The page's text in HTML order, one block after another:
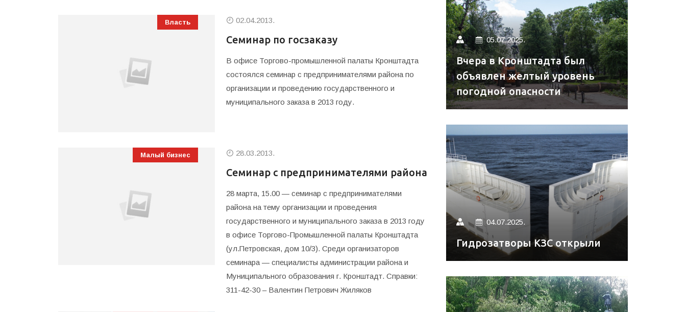
Власть 02.04.2013.
Семинар по госзаказу
В офисе Торгово-промышленной палаты Кронштадта
состоялся семинар с предпринимателями района по
организации и проведению государственного и
муниципального заказа в 2013 году.
Малый бизнес 28.03.2013.
Семинар с предпринимателями района
28 марта, 15.00 — семинар с предпринимателями
района на тему организации и проведения
государственного и муниципального заказа в 2013 году
в офисе Торгово-Промышленной палаты Кронштадта
(ул.Петровская, дом 10/3). Среди организаторов
семинара — специалисты администрации района и
Муниципального образования г. Кронштадт. Справки:
311-42-30 – Валентин Петрович Жиляков
05.07.2025.
Вчера в Кронштадта был
объявлен желтый уровень
погодной опасности
04.07.2025.
Гидрозатворы КЗС открыли